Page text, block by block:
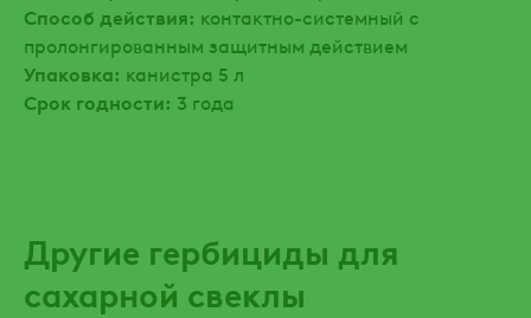
Способ действия: контактно-системный с
пролонгированным защитным действием
Упаковка: канистра 5 л
Срок годности: 3 года
Другие гербициды для
сахарной свеклы